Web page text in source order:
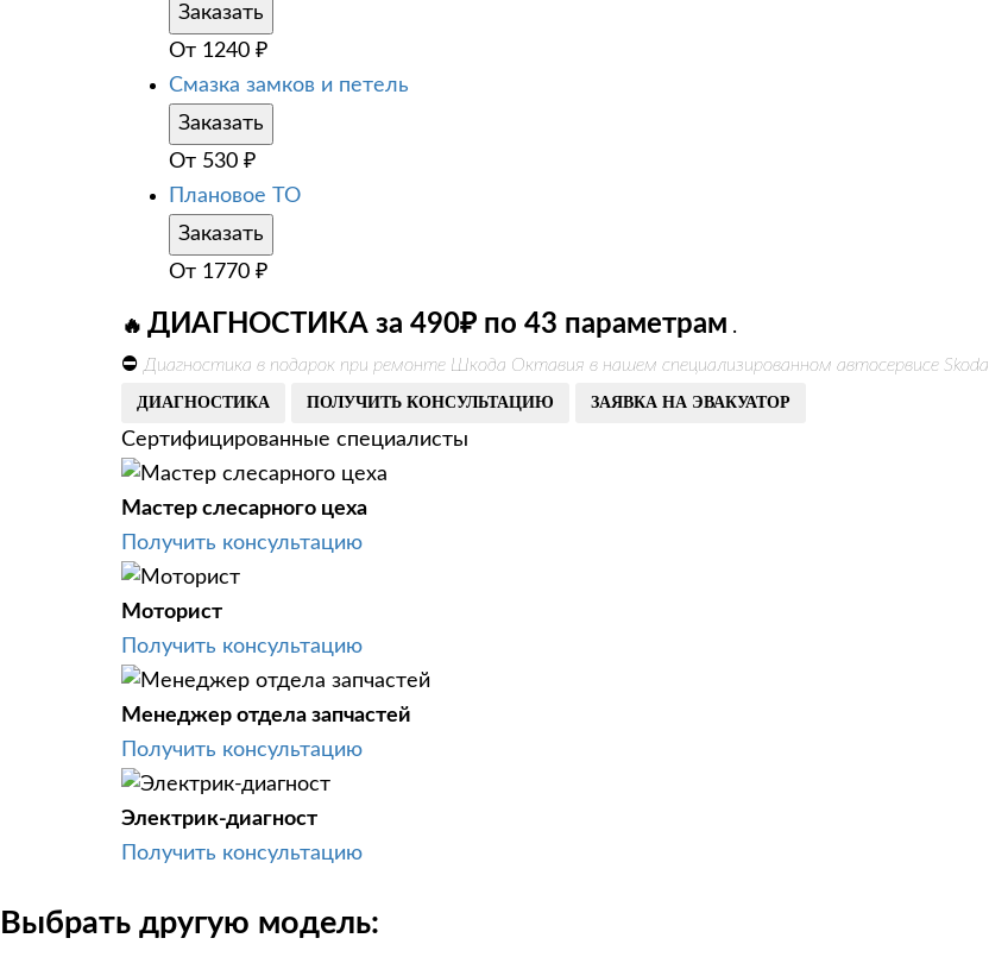
Заказать
От 1240 ₽
Смазка замков и петель
Заказать
От 530 ₽
Плановое ТО
Заказать
От 1770 ₽
🔥 ДИАГНОСТИКА за 490₽ по 43 параметрам .
⛔ Диагностика в подарок при ремонте Шкода Октавия в нашем специализированном автосервисе Skoda
ДИАГНОСТИКА ПОЛУЧИТЬ КОНСУЛЬТАЦИЮ ЗАЯВКА НА ЭВАКУАТОР
Сертифицированные специалисты
Мастер слесарного цеха
Получить консультацию
Моторист
Получить консультацию
Менеджер отдела запчастей
Получить консультацию
Электрик-диагност
Получить консультацию
Выбрать другую модель: